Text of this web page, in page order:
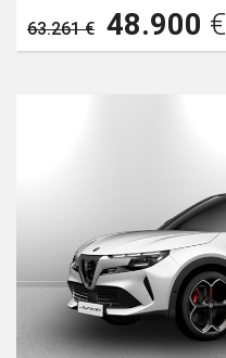
63.261 € 48.900 €